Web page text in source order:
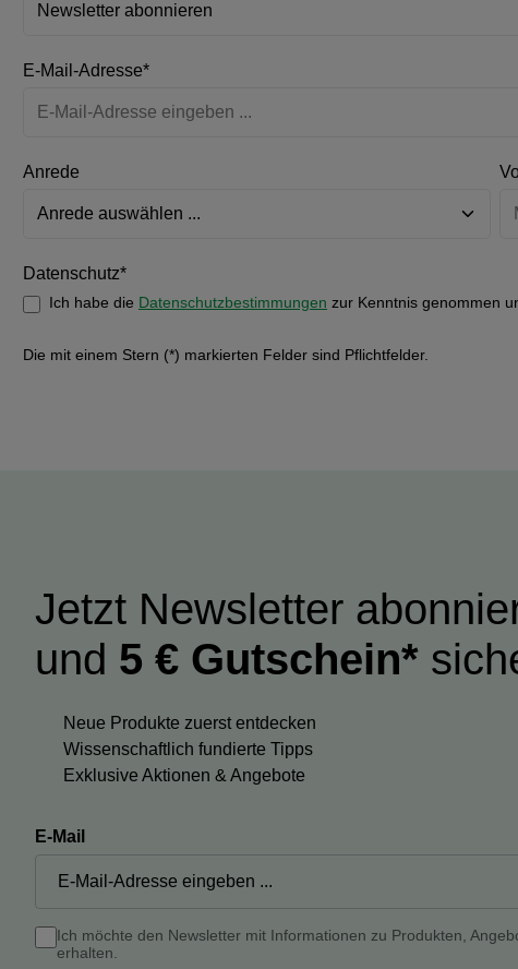
E-Mail-Adresse*
Anrede
Datenschutz*
Ich habe die Datenschutzbestimmungen zur Kenntnis genommen
Die mit einem Stern (*) markierten Felder sind Pflichtfelder.
Jetzt Newsletter
und 5 € Gutschein*
Neue Produkte zuerst entdecken
Wissenschaftlich fundierte Tipps
Exklusive Aktionen & Angebote
E-Mail
Ich möchte den Newsletter mit Informationen zu Produkten,
erhalten.